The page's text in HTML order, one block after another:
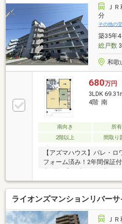
Ｊ
分
その他の
築35年
総戸数
和歌
680万円
3LDK
4階 南
南向き 所
2階以上
間取り
【アズマハウス】パレ・
フォーム済み！2年間保証
歩5分！和歌山ICまで車で
当たり、風通し良好！
ライオンズマンションリバー
Ｊ